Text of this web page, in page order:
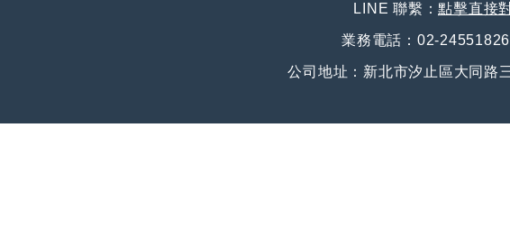
LINE 聯繫：點擊直接
業務電話：02-
公司地址：新北市汐止區大同路